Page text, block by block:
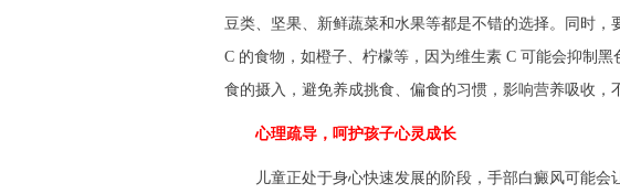
豆类、坚果、新鲜蔬菜和水果等都是不错的选择。同时
C 的食物，如橙子、柠檬等，因为维生素 C 可能会抑制
食的摄入，避免养成挑食、偏食的习惯，影响营养吸收，
心理疏导，呵护孩子心灵成长
儿童正处于身心快速发展的阶段，手部白癜风可能会